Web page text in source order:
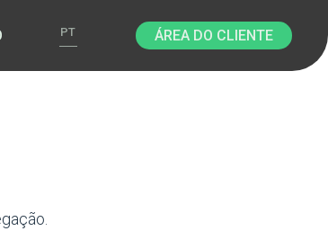
PT ÁREA DO CLIENTE